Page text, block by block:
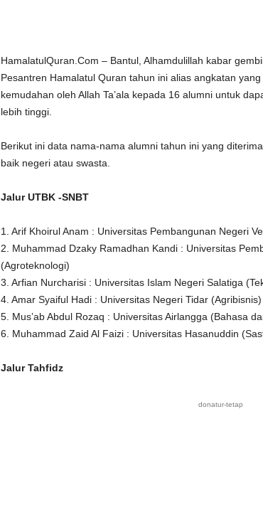
HamalatulQuran.Com – Bantul, Alhamdulillah kabar
Pesantren Hamalatul Quran tahun ini alias angkatan
kemudahan oleh Allah Ta’ala kepada 16 alumni untuk
lebih tinggi.
Berikut ini data nama-nama alumni tahun ini yang
baik negeri atau swasta.
Jalur UTBK -SNBT
1. Arif Khoirul Anam : Universitas Pembangunan Negeri
2. Muhammad Dzaky Ramadhan Kandi : Universitas
(Agroteknologi)
3. Arfian Nurcharisi : Universitas Islam Negeri Salatiga
4. Amar Syaiful Hadi : Universitas Negeri Tidar (Agribisnis)
5. Mus’ab Abdul Rozaq : Universitas Airlangga (Bahasa
6. Muhammad Zaid Al Faizi : Universitas Hasanuddin
Jalur Tahfidz
donatur-tetap